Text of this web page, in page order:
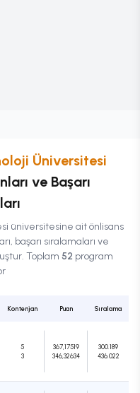
Üniversitesi
ve Başarı
üniversitesine aitönlisans
başarı sıralamaları ve
Toplam 52 program
Kontenjan Puan Sıralama
5
3
367,17519
346,32634
300.189
436.022